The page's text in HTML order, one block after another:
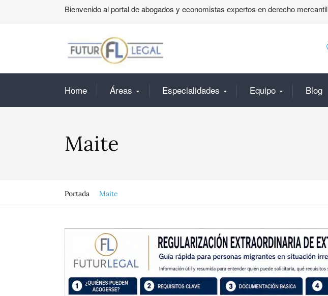
Bienvenido al portal de abogados y economistas expertos en derecho mercantil
Home Áreas Especialidades Equipo Blog
Maite
Portada Maite